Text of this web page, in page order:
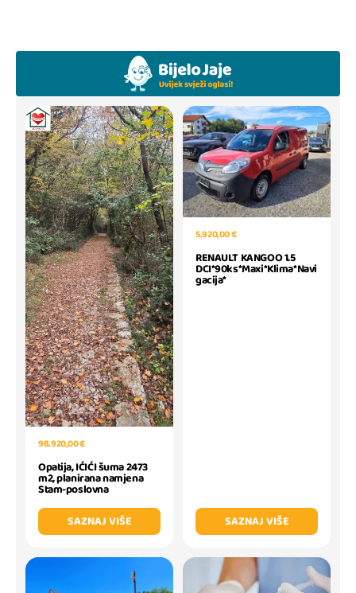
98.920,00 €
Opatija, IĆIĆI šuma 2473
m2, planirana namjena
Stam-poslovna
SAZNAJ VIŠE
5.920,00 €
RENAULT KANGOO 1.5
DCI*90ks*Maxi*Klima*Navi
gacija*
SAZNAJ VIŠE